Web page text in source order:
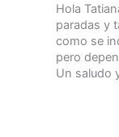
Hola
paradas y
como se
pero
Un saludo